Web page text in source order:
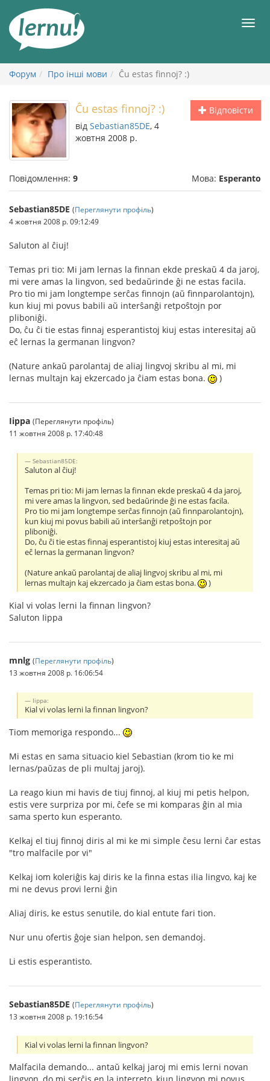
змісту
Форум Про інші мови Ĉu estas finnoj? :)
Відповісти
Ĉu estas finnoj? :)
від Sebastian85DE, 4
жовтня 2008 р.
Повідомлення: 9 Мова: Esperanto
Sebastian85DE (Переглянути профіль)
4 жовтня 2008 р. 09:12:49
Saluton al ĉiuj!
Temas pri tio: Mi jam lernas la finnan ekde preskaŭ 4 da jaroj,
mi vere amas la lingvon, sed bedaŭrinde ĝi ne estas facila.
Pro tio mi jam longtempe serĉas finnojn (aŭ finnparolantojn),
kun kiuj mi povus babili aŭ interŝanĝi retpoŝtojn por
pliboniĝi.
Do, ĉu ĉi tie estas finnaj esperantistoj kiuj estas interesitaj aŭ
eĉ lernas la germanan lingvon?
(Nature ankaŭ parolantaj de aliaj lingvoj skribu al mi, mi
lernas multajn kaj ekzercado ja ĉiam estas bona.
)
Iippa (Переглянути профіль)
11 жовтня 2008 р. 17:40:48
Sebastian85DE:
Saluton al ĉiuj!
Temas pri tio: Mi jam lernas la finnan ekde preskaŭ 4 da jaroj,
mi vere amas la lingvon, sed bedaŭrinde ĝi ne estas facila.
Pro tio mi jam longtempe serĉas finnojn (aŭ finnparolantojn),
kun kiuj mi povus babili aŭ interŝanĝi retpoŝtojn por
pliboniĝi.
Do, ĉu ĉi tie estas finnaj esperantistoj kiuj estas interesitaj aŭ
eĉ lernas la germanan lingvon?
(Nature ankaŭ parolantaj de aliaj lingvoj skribu al mi, mi
lernas multajn kaj ekzercado ja ĉiam estas bona.
)
Kial vi volas lerni la finnan lingvon?
Saluton Iippa
mnlg (Переглянути профіль)
13 жовтня 2008 р. 16:06:54
Iippa:
Kial vi volas lerni la finnan lingvon?
Tiom memoriga respondo...
Mi estas en sama situacio kiel Sebastian (krom tio ke mi
lernas/paŭzas de pli multaj jaroj).
La reago kiun mi havis de tiuj finnoj, al kiuj mi petis helpon,
estis vere surpriza por mi, ĉefe se mi komparas ĝin al mia
sama sperto kun esperanto.
Kelkaj el tiuj finnoj diris al mi ke mi simple ĉesu lerni ĉar estas
"tro malfacile por vi"
Kelkaj iom koleriĝis kaj diris ke la finna estas ilia lingvo, kaj ke
mi ne devus provi lerni ĝin
Aliaj diris, ke estus senutile, do kial entute fari tion.
Nur unu ofertis ĝoje sian helpon, sen demandoj.
Li estis esperantisto.
Sebastian85DE (Переглянути профіль)
13 жовтня 2008 р. 19:16:54
Kial vi volas lerni la finnan lingvon?
Malfacila demando... antaŭ kelkaj jaroj mi emis lerni novan